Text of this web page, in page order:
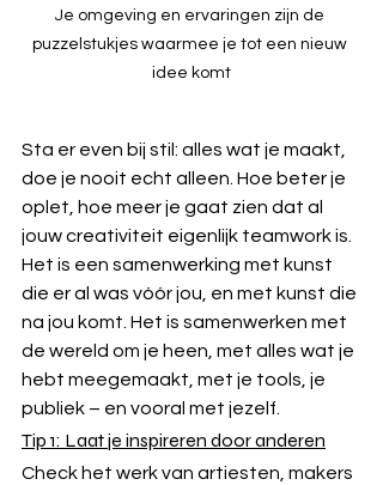
Je omgeving en ervaringen zijn de
puzzelstukjes waarmee je tot een nieuw
idee komt
Sta er even bij stil: alles wat je maakt,
doe je nooit echt alleen. Hoe beter je
oplet, hoe meer je gaat zien dat al
jouw creativiteit eigenlijk teamwork is.
Het is een samenwerking met kunst
die er al was vóór jou, en met kunst die
na jou komt. Het is samenwerken met
de wereld om je heen, met alles wat je
hebt meegemaakt, met je tools, je
publiek – en vooral met jezelf.
Tip 1: Laat je inspireren door anderen
Check het werk van artiesten, makers